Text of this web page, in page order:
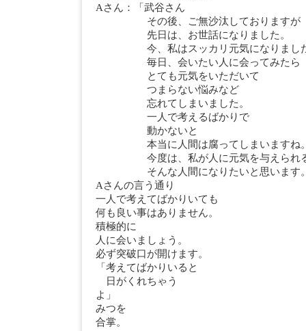
Aさん：「武谷さん
その後、ご無沙汰しておりますが
先日は、お世話になりました。
今、私はスッカリ元気になりまし
毎日、会いたい人に会ってみたら
とても元気をいただいて
つまらない悩みなど
忘れてしまいました。
一人で考えるばかりで
動かないと
本当に人間は腐ってしまいますね
今度は、私が人に元気を与えられ
そんな人間になりたいと思います
Aさんの言う通り
一人で考えてばかりいても
何も良い事はありません。
積極的に
人に会いましょう。
必ず突破口が開けます。
「考えてばかりいると
日がくれちゃう
よ
みつを
合掌。